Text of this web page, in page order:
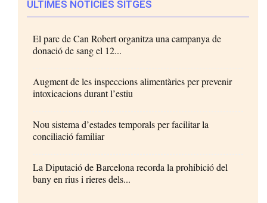
ÚLTIMES NOTÍCIES SITGES
El parc de Can Robert organitza una campanya de
donació de sang el 12...
Augment de les inspeccions alimentàries per prevenir
intoxicacions durant l’estiu
Nou sistema d’estades temporals per facilitar la
conciliació familiar
La Diputació de Barcelona recorda la prohibició del
bany en rius i rieres dels...